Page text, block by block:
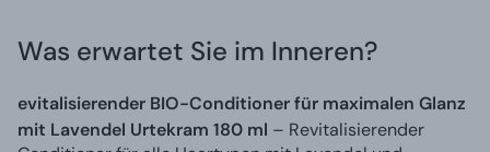
Was erwartet Sie im Inneren?
evitalisierender BIO-Conditioner für maximalen Glanz
mit Lavendel Urtekram 180 ml – Revitalisierender